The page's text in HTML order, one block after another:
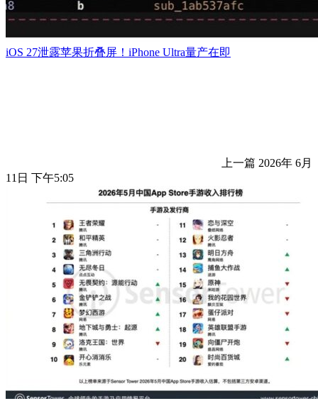
iOS 27泄露苹果折叠屏！iPhone Ultra量产在即
上一篇 2026年 6月
11日 下午5:05